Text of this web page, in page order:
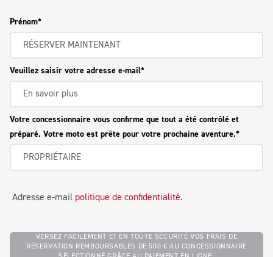
Prénom
Veuillez saisir votre adresse e-mail
Votre concessionnaire vous confirme que tout a été contrôlé et
préparé. Votre moto est prête pour votre prochaine aventure.
Adresse e-mail politique de confidentialité.
VERSEZ FACILEMENT ET EN TOUTE SÉCURITÉ VOS FRAIS DE
RÉSERVATION REMBOURSABLES DE 500 € AU CONCESSIONNAIRE